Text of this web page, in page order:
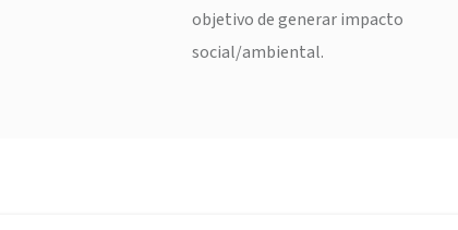
objetivo de generar impacto
social/ambiental.